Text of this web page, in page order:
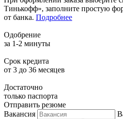
Тинькофф», заполните простую
от банка. Подробнее
Одобрение
за 1-2 минуты
Срок кредита
от 3 до 36 месяцев
Достаточно
только паспорта
Отправить резюме
Вакансия